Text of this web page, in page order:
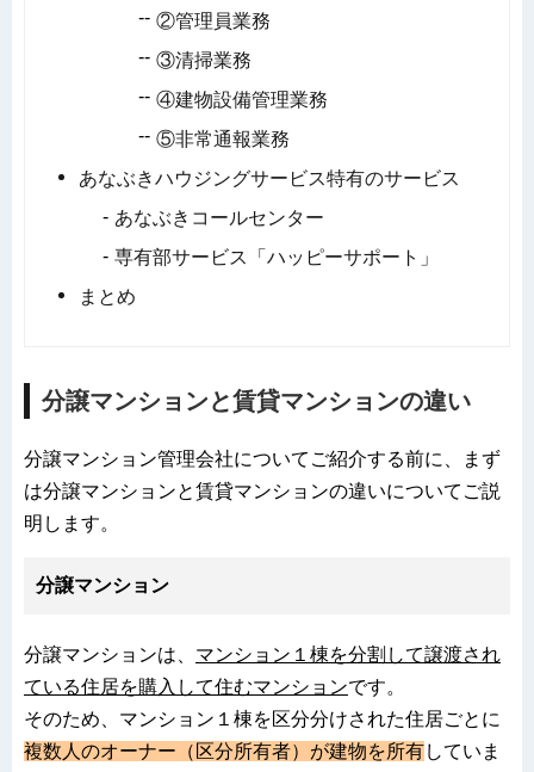
②管理員業務
③清掃業務
④建物設備管理業務
⑤非常通報業務
あなぶきハウジングサービス特有のサービス
あなぶきコールセンター
専有部サービス「ハッピーサポート」
まとめ
分譲マンションと賃貸マンションの違い
分譲マンション管理会社についてご紹介する前に、まず
は分譲マンションと賃貸マンションの違いについてご説
明します。
分譲マンション
分譲マンションは、 マンション１棟を分割して譲渡され
ている住居を購入して住むマンションです。
そのため、マンション１棟を区分分けされた住居ごとに
複数人のオーナー（区分所有者）が建物を所有していま